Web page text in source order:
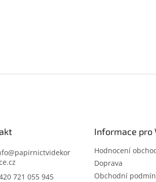
@papirnictvidekor
721 055 945
Informace pro
Hodnocení
Doprava
Obchodní